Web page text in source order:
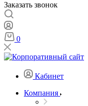
Заказать звонок
0
Кабинет
Компания